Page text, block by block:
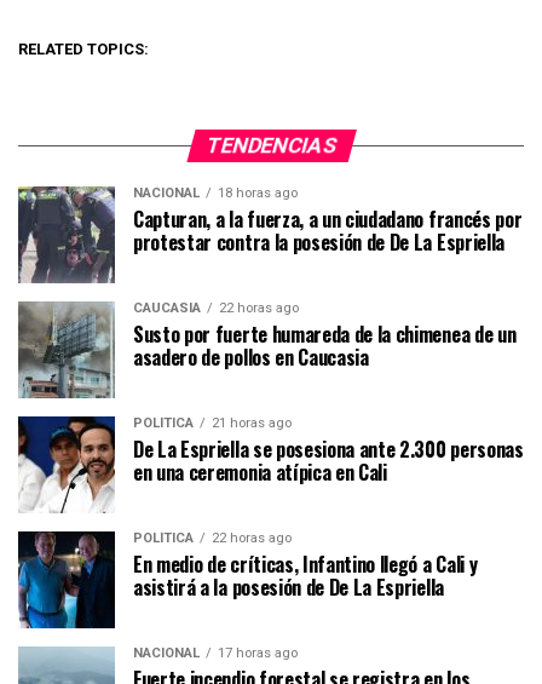
RELATED TOPICS:
TENDENCIAS
NACIONAL 18 horas ago
Capturan, a la fuerza, a un ciudadano francés por
protestar contra la posesión de De La Espriella
CAUCASIA 22 horas ago
Susto por fuerte humareda de la chimenea de un
asadero de pollos en Caucasia
POLÍTICA 21 horas ago
De La Espriella se posesiona ante 2.300 personas
en una ceremonia atípica en Cali
POLÍTICA 22 horas ago
En medio de críticas, Infantino llegó a Cali y
asistirá a la posesión de De La Espriella
NACIONAL 17 horas ago